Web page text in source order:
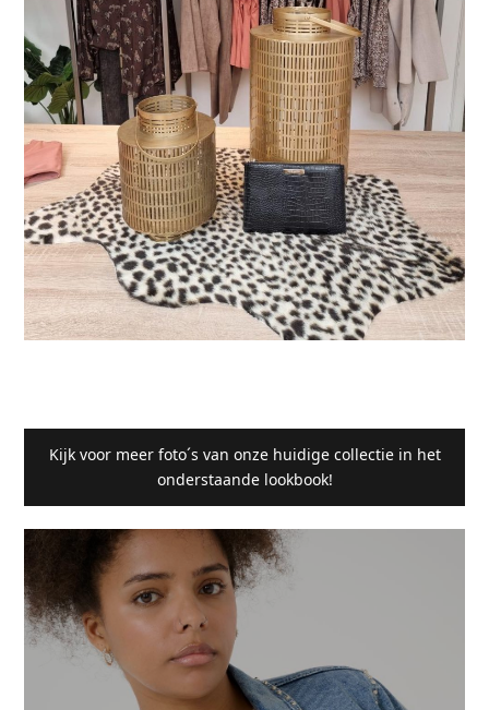
Kijk voor meer foto´s van onze huidige collectie in het
onderstaande lookbook!